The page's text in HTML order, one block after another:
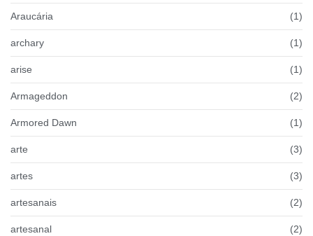
Araucária (1)
archary (1)
arise (1)
Armageddon (2)
Armored Dawn (1)
arte (3)
artes (3)
artesanais (2)
artesanal (2)